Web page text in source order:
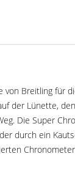
von Breitling für
der Lünette,
Die Super
durch ein